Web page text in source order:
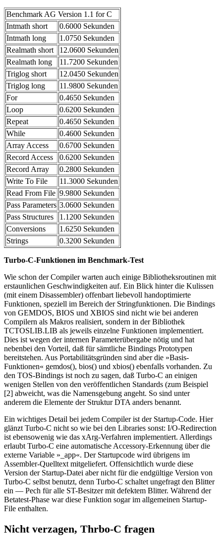
Benchmark AG Version 1.1 for C
Intmath short
0.6000 Sekunden
Intmath long
1.0750 Sekunden
Realmath short
12.0600 Sekunden
Realmath long
11.7200 Sekunden
Triglog short
12.0450 Sekunden
Triglog long
11.9800 Sekunden
For
0.4650 Sekunden
Loop
0.6200 Sekunden
Repeat
0.4650 Sekunden
While
0.4600 Sekunden
Array Access
0.6700 Sekunden
Record Access
0.6200 Sekunden
Record Array
0.2800 Sekunden
Write To File
11.3000 Sekunden
Read From File 9.9800 Sekunden
Pass Parameters 3.0600 Sekunden
Pass Structures
1.1200 Sekunden
Conversions
1.6250 Sekunden
Strings
0.3200 Sekunden
Turbo-C-Funktionen im Benchmark-Test
Wie schon der Compiler warten auch einige Bibliotheksroutinen mit
erstaunlichen Geschwindigkeiten auf. Ein Blick hinter die Kulissen
(mit einem Disassembler) offenbart liebevoll handoptimierte
Funktionen, speziell im Bereich der Stringfunktionen. Die Bindings
von GEMDOS, BIOS und XBIOS sind nicht wie bei anderen
Compilern als Makros realisiert, sondern in der Bibliothek
TCTOSLIB.LIB als jeweils einzelne Funktionen implementiert.
Dies ist wegen der internen Parameterübergabe nötig und hat
nebenbei den Vorteil, daß für sämtliche Bindings Prototypen
bereitstehen. Aus Portabilitätsgründen sind aber die »Basis-
Funktionen« gemdos(), bios() und xbios() ebenfalls vorhanden. Zu
den TOS-Bindings ist noch zu sagen, daß Turbo-C an einigen
wenigen Stellen von den veröffentlichen Standards (zum Beispiel
[2] abweicht, was die Namensgebung angeht. So sind unter
anderem die Elemente der Struktur DTA anders benannt.
Ein wichtiges Detail bei jedem Compiler ist der Startup-Code. Hier
glänzt Turbo-C nicht so wie bei den Libraries sonst: I/O-Redirection
ist ebensowenig wie das xArg-Verfahren implementiert. Allerdings
erlaubt Turbo-C eine automatische Accessory-Erkennung über die
externe Variable »_app«. Der Startupcode wird übrigens im
Assembler-Quelltext mitgeliefert. Offensichtlich wurde diese
Version der Startup-Datei aber nicht für die endgültige Version von
Turbo-C selbst benutzt, denn Turbo-C schaltet ungefragt den Blitter
ein — Pech für alle ST-Besitzer mit defektem Blitter. Während der
Betatest-Phase war diese Funktion sogar im allgemeinen Startup-
File enthalten.
Nicht verzagen, Thrbo-C fragen